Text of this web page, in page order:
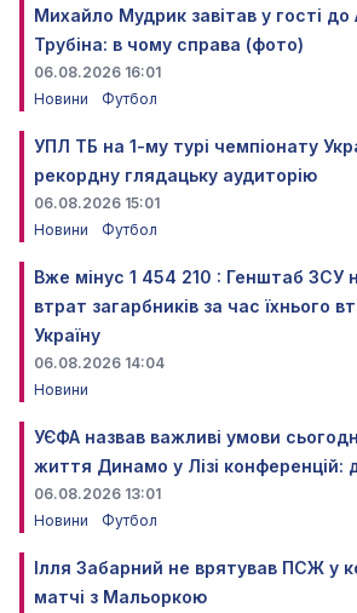
Михайло Мудрик завітав у гості до
Трубіна: в чому справа (фото)
06.08.2026 16:01
Новини
Футбол
УПЛ ТБ на 1-му турі чемпіонату
рекордну глядацьку аудиторію
06.08.2026 15:01
Новини
Футбол
Вже мінус 1 454 210 : Генштаб ЗСУ
втрат загарбників за час їхнього
Україну
06.08.2026 14:04
Новини
УЄФА назвав важливі умови
життя Динамо у Лізі конференцій:
06.08.2026 13:01
Новини
Футбол
Ілля Забарний не врятував ПСЖ у
матчі з Мальоркою